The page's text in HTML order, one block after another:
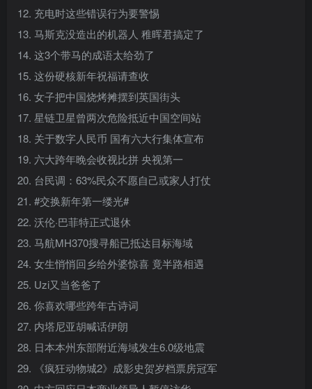
12. 充电时这些错误行为要警惕
13. 马斯克没造出的机器人 稚晖君搞定了
14. 这3个带马的成语太给劲了
15. 这份硬核新年祝福请查收
16. 女子把中国烧烤摊摆到英国街头
17. 星链卫星曾两次危险抵近中国空间站
18. 关于数字人民币 国有六大行集体宣布
19. 六大跨年晚会收视比拼 央视第一
20. 台民调：63%民众不愿自己或家人打仗
21. #交换新年第一缕光#
22. 沃伦·巴菲特正式退休
23. 马航MH370搜寻船已抵达目标海域
24. 女生悄悄回乡给外婆惊喜 竟半路相遇
25. Uzi又当爸爸了
26. 你喜欢哪些跨年古诗词
27. 内塔尼亚胡喊话伊朗
28. 日本本州东部附近海域发生6.0级地震
29. 《疯狂动物城2》成影史贺岁档票房冠军